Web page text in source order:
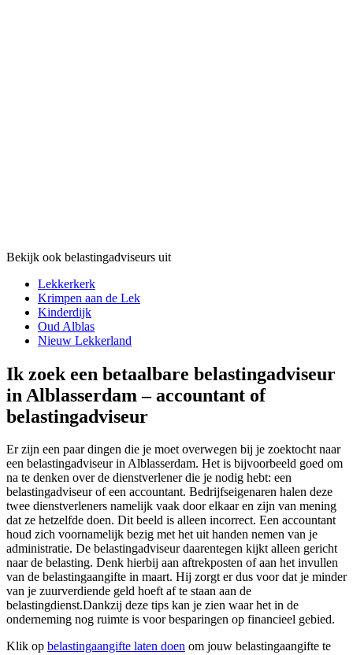
Bekijk ook belastingadviseurs uit
Lekkerkerk
Krimpen aan de Lek
Kinderdijk
Oud Alblas
Nieuw Lekkerland
Ik zoek een betaalbare belastingadviseur
in Alblasserdam – accountant of
belastingadviseur
Er zijn een paar dingen die je moet overwegen bij je zoektocht naar
een belastingadviseur in Alblasserdam. Het is bijvoorbeeld goed om
na te denken over de dienstverlener die je nodig hebt: een
belastingadviseur of een accountant. Bedrijfseigenaren halen deze
twee dienstverleners namelijk vaak door elkaar en zijn van mening
dat ze hetzelfde doen. Dit beeld is alleen incorrect. Een accountant
houd zich voornamelijk bezig met het uit handen nemen van je
administratie. De belastingadviseur daarentegen kijkt alleen gericht
naar de belasting. Denk hierbij aan aftrekposten of aan het invullen
van de belastingaangifte in maart. Hij zorgt er dus voor dat je minder
van je zuurverdiende geld hoeft af te staan aan de
belastingdienst.Dankzij deze tips kan je zien waar het in de
onderneming nog ruimte is voor besparingen op financieel gebied.
Klik op belastingaangifte laten doen om jouw belastingaangifte te